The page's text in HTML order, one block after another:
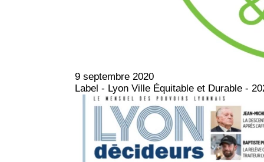
9 septembre 2020
Label - Lyon Ville Équitable et Durable -